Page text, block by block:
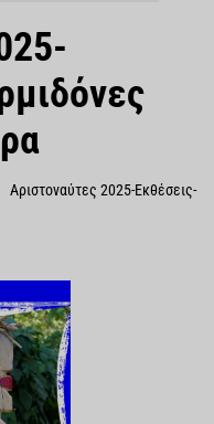
Αριστοναύτες 2025-Εκθέσεις-